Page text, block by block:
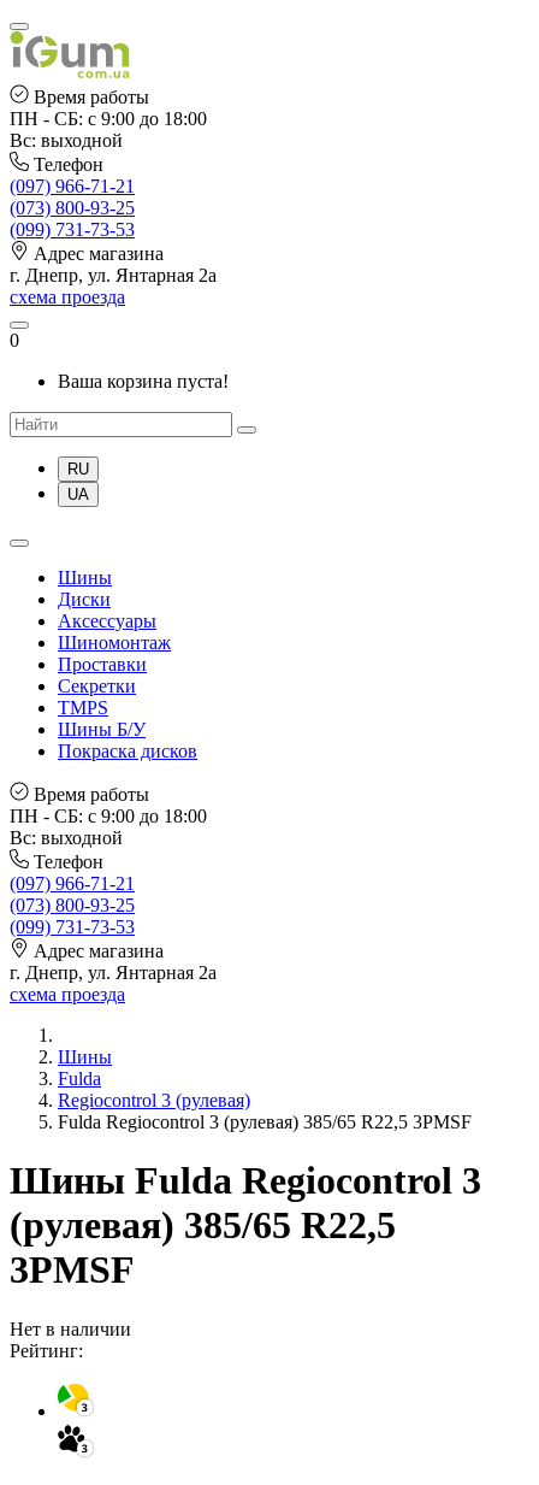
Время работы
ПН - СБ: с 9:00 до 18:00
Вс: выходной
Телефон
(097) 966-71-21
(073) 800-93-25
(099) 731-73-53
Адрес магазина
г. Днепр, ул. Янтарная 2а
схема проезда
0
Ваша корзина пуста!
RU
UA
Шины
Диски
Аксессуары
Шиномонтаж
Проставки
Секретки
TMPS
Шины Б/У
Покраска дисков
Время работы
ПН - СБ: с 9:00 до 18:00
Вс: выходной
Телефон
(097) 966-71-21
(073) 800-93-25
(099) 731-73-53
Адрес магазина
г. Днепр, ул. Янтарная 2а
схема проезда
Шины
Fulda
Regiocontrol 3 (рулевая)
Fulda Regiocontrol 3 (рулевая) 385/65 R22,5 3PMSF
Шины Fulda Regiocontrol 3
(рулевая) 385/65 R22,5
3PMSF
Нет в наличии
Рейтинг: